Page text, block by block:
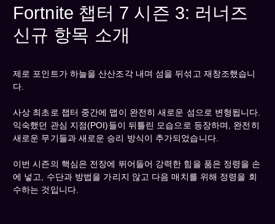
Fortnite 챕터 7 시즌 3: 러너즈
신규 항목 소개
제로 포인트가 하늘을 산산조각 내며 섬을 뒤섞고 재창조했습니
다.
사상 최초로 챕터 중간에 맵이 완전히 새로운 섬으로 변형됩니다.
익숙했던 관심 지점(POI)들이 뒤틀린 모습으로 등장하며, 완전히
새로운 무기들과 새로운 승리 방식이 추가되었습니다.
이번 시즌의 핵심은 전장에 뛰어들어 강력한 힘을 품은 정령을 손
에 넣고, 수단과 방법을 가리지 않고 다음 매치를 위해 정령을 회
수하는 것입니다.